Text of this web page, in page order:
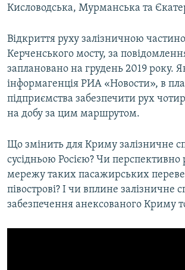
Кисловодська, Мурманська та
Відкриття руху залізничною
Керченського мосту, за
заплановано на грудень 2019 року.
інформагенція РИА «Новости», в
підприємства забезпечити рух
на добу за цим маршрутом.
Що змінить для Криму залізничне
сусідньою Росією? Чи перспективно
мережу таких пасажирських
півострові? І чи вплине залізничне
забезпечення анексованого Криму